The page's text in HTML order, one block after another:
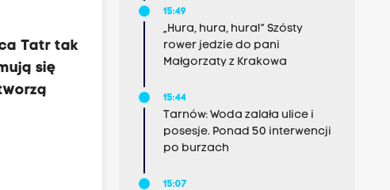
Tatr tak
się
15:49
„Hura, hura, hura!” Szósty
rower jedzie do pani
Małgorzaty z Krakowa
15:44
Tarnów: Woda zalała ulice i
posesje. Ponad 50 interwencji
po burzach
15:07